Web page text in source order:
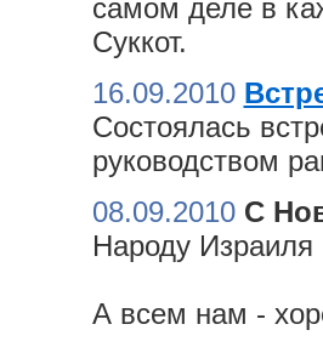
самом деле в
Суккот.
16.09.2010
Состоялась
руководством
08.09.2010 С
Народу Израиля
А всем нам -